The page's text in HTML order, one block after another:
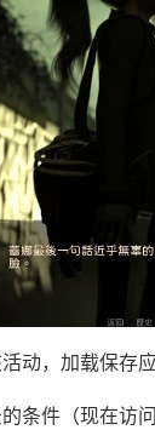
动，加载保存
条件（现在访